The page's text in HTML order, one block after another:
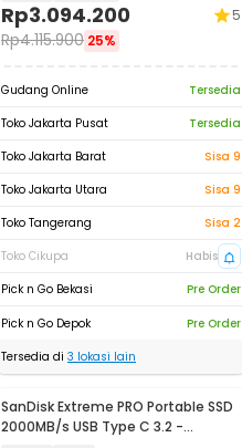
Rp3.094.200
Rp4.115.900 25%
5
Gudang Online
Tersedia
Toko Jakarta Pusat
Tersedia
Toko Jakarta Barat
Sisa 9
Toko Jakarta Utara
Sisa 9
Toko Tangerang
Sisa 2
Toko Cikupa
Habis
Pick n Go Bekasi
Pre Order
Pick n Go Depok
Pre Order
Tersedia di 3 lokasi lain
SanDisk Extreme PRO Portable SSD
2000MB/s USB Type C 3.2 -